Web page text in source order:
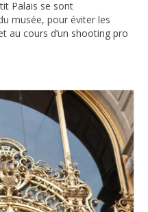
Palais se sont
musée, pour éviter les
au cours d’un shooting pro